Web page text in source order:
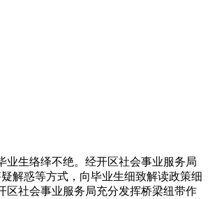
生络绎不绝。经开区社会事业服务局
解惑等方式，向毕业生细致解读政策细
区社会事业服务局充分发挥桥梁纽带作